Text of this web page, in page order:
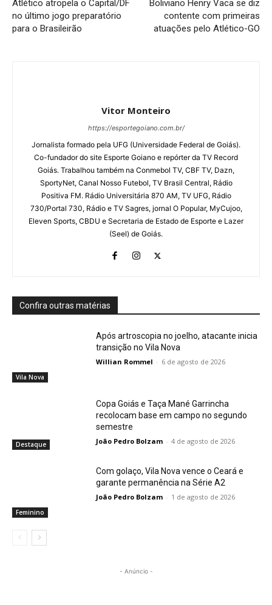
Atlético atropela o Capital/DF
no último jogo preparatório
para o Brasileirão
Boliviano Henry Vaca se diz
contente com primeiras
atuações pelo Atlético-GO
Vitor Monteiro
https://esportegoiano.com.br/
Jornalista formado pela UFG (Universidade Federal de Goiás).
Co-fundador do site Esporte Goiano e repórter da TV Record
Goiás. Trabalhou também na Conmebol TV, CBF TV, Dazn,
SportyNet, Canal Nosso Futebol, TV Brasil Central, Rádio
Positiva FM. Rádio Universitária 870 AM, TV UFG, Rádio
730/Portal 730, Rádio e TV Sagres, jornal O Popular, MyCujoo,
Eleven Sports, CBDU e Secretaria de Estado de Esporte e Lazer
(Seel) de Goiás.
Confira outras matérias
Vila Nova
Após artroscopia no joelho, atacante inicia
transição no Vila Nova
Willian Rommel - 6 de agosto de 2026
Destaque
Copa Goiás e Taça Mané Garrincha
recolocam base em campo no segundo
semestre
João Pedro Bolzam - 4 de agosto de 2026
Feminino
Com golaço, Vila Nova vence o Ceará e
garante permanência na Série A2
João Pedro Bolzam - 1 de agosto de 2026
- Anúncio -